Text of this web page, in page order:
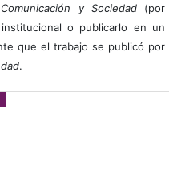
Comunicación y Sociedad(por
o publicarlo en un
que el trabajo se publicó por
.